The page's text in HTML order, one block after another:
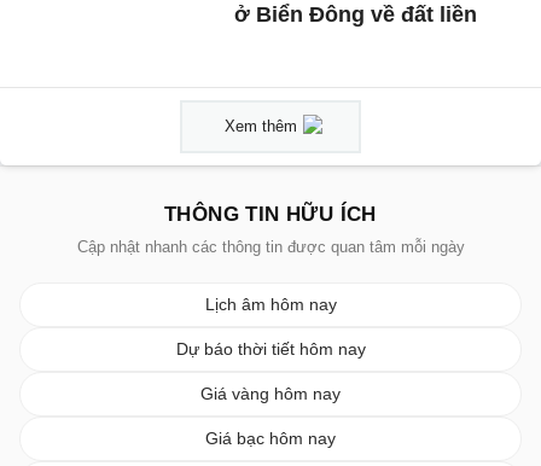
ở Biển Đông về đất liền
Xem thêm
THÔNG TIN HỮU ÍCH
Cập nhật nhanh các thông tin được quan tâm mỗi ngày
Lịch âm hôm nay
Dự báo thời tiết hôm nay
Giá vàng hôm nay
Giá bạc hôm nay